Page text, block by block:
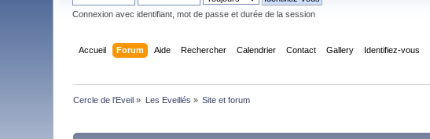
Connexion avec identifiant, mot de passe et durée de la session
Accueil Forum Aide Rechercher Calendrier Contact Gallery Identifiez-vous
Cercle de l'Eveil » Les Eveillés » Site et forum